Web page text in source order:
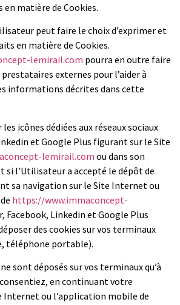
matière de Cookies.
peut faire le choix d’exprimer et
en matière de Cookies.
lemirail.com pourra en outre faire
prestataires externes pour l’aider à
informations décrites dans cette
icônes dédiées aux réseaux sociaux
et Google Plus figurant sur le Site
lemirail.com ou dans son
l’Utilisateur a accepté le dépôt de
sa navigation sur le Site Internet ou
https://www.immaconcept-
Facebook, Linkedin et Google Plus
des cookies sur vos terminaux
téléphone portable).
sont déposés sur vos terminaux qu’à
en continuant votre
Internet ou l’application mobile de